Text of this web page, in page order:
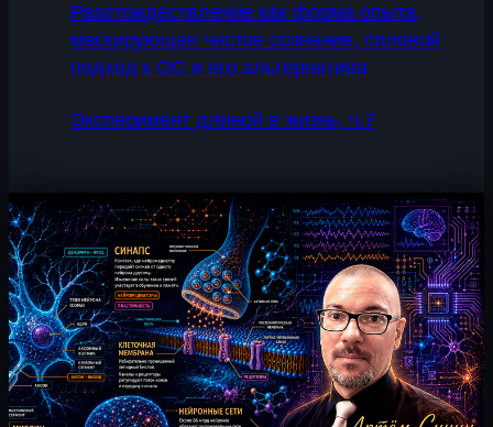
Разотождествление как форма опыта,
маскирующая чистое сознание, силовой
подход к ОС и его альтернатива
Эксперимент длиной в жизнь, ч.7